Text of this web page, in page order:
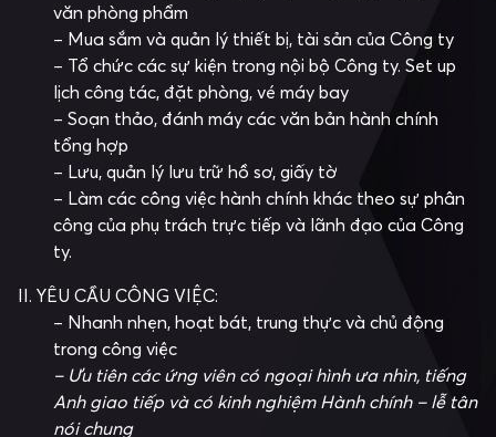
văn phòng phẩm
– Mua sắm và quản lý thiết bị, tài sản của Công ty
– Tổ chức các sự kiện trong nội bộ Công ty. Set up
lịch công tác, đặt phòng, vé máy bay
– Soạn thảo, đánh máy các văn bản hành chính
tổng hợp
– Lưu, quản lý lưu trữ hồ sơ, giấy tờ
– Làm các công việc hành chính khác theo sự phân
công của phụ trách trực tiếp và lãnh đạo của Công
ty.
II. YÊU CẦU CÔNG VIỆC:
– Nhanh nhẹn, hoạt bát, trung thực và chủ động
trong công việc
– Ưu tiên các ứng viên có ngoại hình ưa nhìn, tiếng
Anh giao tiếp và có kinh nghiệm Hành chính – lễ tân
nói chung